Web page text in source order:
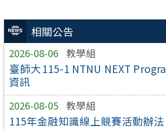
相關公告
2026-08-06 教學組
臺師大115-1 NTNU NEXT
資訊
2026-08-05 教學組
115年金融知識線上競賽活動辦法